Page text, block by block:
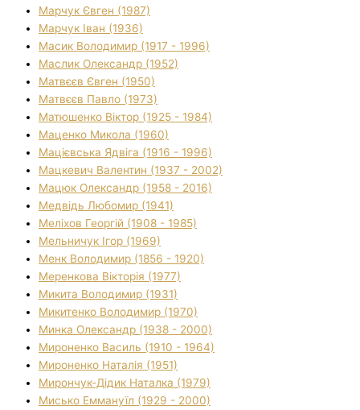
Марчук Євген (1987)
Марчук Іван (1936)
Масик Володимир (1917 - 1996)
Маслик Олександр (1952)
Матвєєв Євген (1950)
Матвєєв Павло (1973)
Матюшенко Віктор (1925 - 1984)
Маценко Микола (1960)
Мацієвська Ядвіга (1916 - 1996)
Мацкевич Валентин (1937 - 2002)
Мацюк Олександр (1958 - 2016)
Медвідь Любомир (1941)
Меліхов Георгій (1908 - 1985)
Мельничук Ігор (1969)
Менк Володимир (1856 - 1920)
Меренкова Вікторія (1977)
Микита Володимир (1931)
Микитенко Володимир (1970)
Минка Олександр (1938 - 2000)
Мироненко Василь (1910 - 1964)
Мироненко Наталія (1951)
Мирончук-Дідик Наталка (1979)
Мисько Еммануїл (1929 - 2000)